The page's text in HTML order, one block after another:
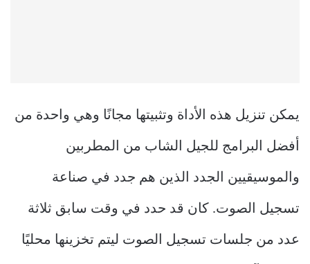
يمكن تنزيل هذه الأداة وتثبيتها مجانًا وهي واحدة من
أفضل البرامج للجيل الشاب من المطربين
والموسيقيين الجدد الذين هم جدد في صناعة
تسجيل الصوت. كان قد حدد في وقت سابق ثلاثة
عدد من جلسات تسجيل الصوت ليتم تخزينها محليًا